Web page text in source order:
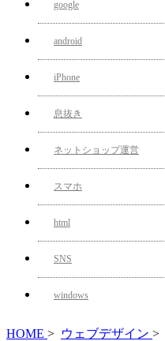
google
android
iPhone
息抜き
ネットショップ運営
スマホ
html
SNS
windows
HOME > ウェブデザイン >